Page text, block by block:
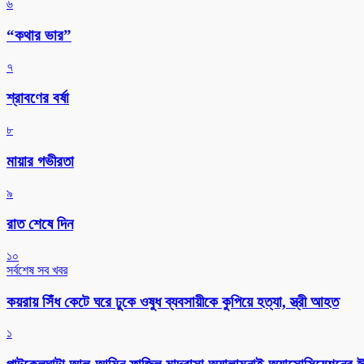
৬
“কথার ভার”
৭
শ্রাবণের বর্ষা
৮
মায়ার গভীরতা
৯
রাত শেষে দিন
১০
সর্বশেষ সব খবর
কয়রায় সিঁধ কেটে ঘরে ঢুকে ওষুধ ব্যবসায়ীকে কুপিয়ে হত্যা, স্ত্রী আহত
১